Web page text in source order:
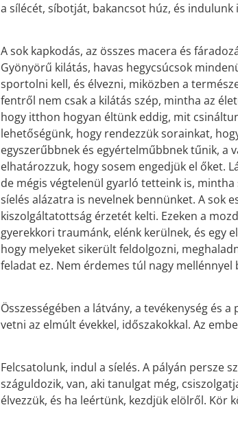
a sílécét, síbotját, bakancsot húz, és indulunk
A sok kapkodás, az összes macera és
Gyönyörű kilátás, havas hegycsúcsok
sportolni kell, és élvezni, miközben a
fentről nem csak a kilátás szép, mintha az
hogy itthon hogyan éltünk eddig, mit
lehetőségünk, hogy rendezzük sorainkat,
egyszerűbbnek és egyértelműbbnek tűnik, a
elhatározzuk, hogy sosem engedjük el őket.
de mégis végtelenül gyarló tetteink is, mintha
síelés alázatra is nevelnek bennünket. A sok
kiszolgáltatottság érzetét kelti. Ezeken a
gyerekkori traumánk, elénk kerülnek, és egy
hogy melyeket sikerült feldolgozni,
feladat ez. Nem érdemes túl nagy mellénnyel
Összességében a látvány, a tevékenység és
vetni az elmúlt évekkel, időszakokkal. Az
Felcsatolunk, indul a síelés. A pályán persze
száguldozik, van, aki tanulgat még,
élvezzük, és ha leértünk, kezdjük elölről. Kör